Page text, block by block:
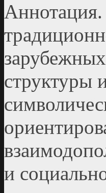
Аннотация.
структуры
и